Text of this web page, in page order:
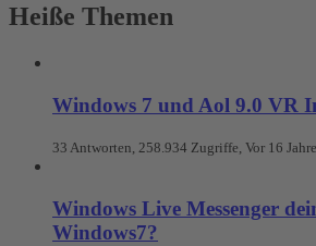
Heiße Themen
Windows 7 und Aol 9.0 VR
33 Antworten, 258.934 Zugriffe, Vor 16
Windows Live Messenger
Windows7?